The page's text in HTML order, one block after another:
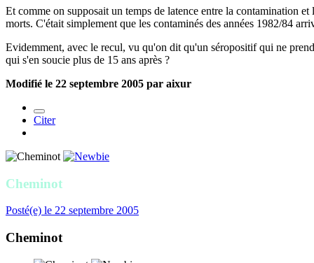
Et comme on supposait un temps de latence entre la contamination
morts. C'était simplement que les contaminés des années 1982/84
Evidemment, avec le recul, vu qu'on dit qu'un séropositif qui ne
qui s'en soucie plus de 15 ans après ?
Modifié le 22 septembre 2005 par aixur
Citer
Cheminot
Posté(e) le 22 septembre 2005
Cheminot